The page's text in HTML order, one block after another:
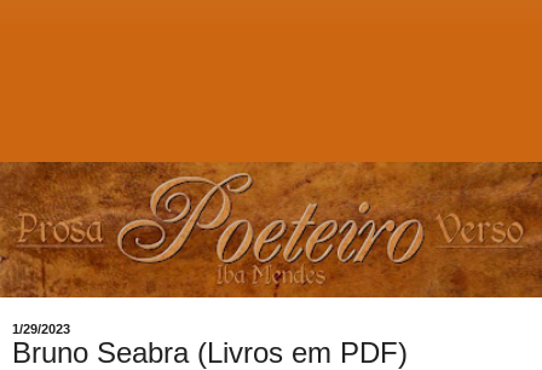
1/29/2023
Bruno Seabra (Livros em PDF)